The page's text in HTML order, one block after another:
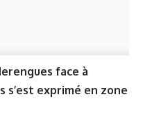
face à
s’est exprimé en zone